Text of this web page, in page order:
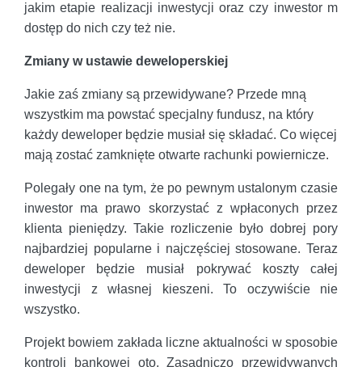
jakim etapie realizacji inwestycji oraz czy inwestor m
dostęp do nich czy też nie.
Zmiany w ustawie deweloperskiej
Jakie zaś zmiany są przewidywane? Przede mną
wszystkim ma powstać specjalny fundusz, na który
każdy deweloper będzie musiał się składać. Co więcej
mają zostać zamknięte otwarte rachunki powiernicze.
Polegały one na tym, że po pewnym ustalonym czasie
inwestor ma prawo skorzystać z wpłaconych przez
klienta pieniędzy. Takie rozliczenie było dobrej pory
najbardziej popularne i najczęściej stosowane. Teraz
deweloper będzie musiał pokrywać koszty całej
inwestycji z własnej kieszeni. To oczywiście nie
wszystko.
Projekt bowiem zakłada liczne aktualności w sposobie
kontroli bankowej oto. Zasadniczo przewidywanych